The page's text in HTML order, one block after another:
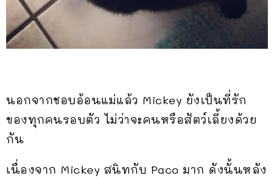
นอกจากชอบอ้อนแม่แล้ว Mickey ยังเป็นที่รัก
ของทุกคนรอบตัว ไม่ว่าจะคนหรือสัตว์เลี้ยงด้วย
กัน
เนื่องจาก Mickey สนิทกับ Paco มาก ดังนั้นหลัง